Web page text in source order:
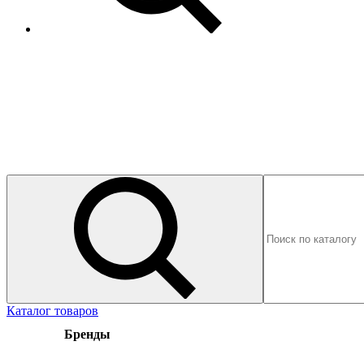
Каталог товаров
Бренды